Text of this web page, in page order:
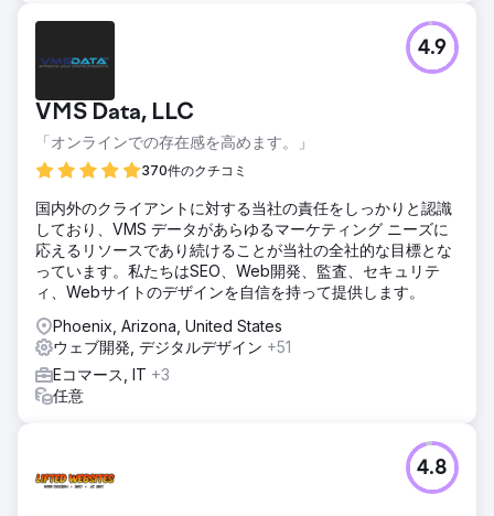
VMS Data, LLC
「オンラインでの存在感を高めます。」
370件のクチコミ
4.9
国内外のクライアントに対する当社の責任をしっかりと認識
しており、VMS データがあらゆるマーケティング ニーズに
応えるリソースであり続けることが当社の全社的な目標とな
っています。私たちはSEO、Web開発、監査、セキュリテ
ィ、Webサイトのデザインを自信を持って提供します。
Phoenix, Arizona, United States
ウェブ開発, デジタルデザイン +51
Eコマース, IT +3
任意
4.8